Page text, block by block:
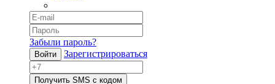
Забыли пароль?
Войти Зарегистрироваться
Получить SMS с кодом